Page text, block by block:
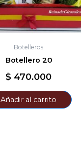
Botelleros
Botellero 20
$ 470.000
Añadir al carrito